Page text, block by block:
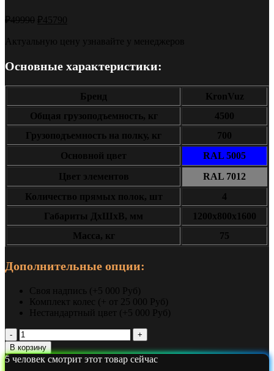
₽49990 ₽45790
Актуальную цену узнавайте у менеджеров
Основные характеристики:
Бренд
KronVuz
Общая грузоподъемность, кг
4500
Грузоподъемность на полку, кг
700
Основной цвет
RAL 5005
Цвет элементов
RAL 7012
Количество прямых полок, шт
4
Габариты ДxШxВ, мм
1200x800x1600
Масса, кг
75
Дополнительные опции:
Своя надпись (+5 000 Руб)
Комплект колес (+ от 25 000 Руб)
Нестандартный цвет (+5 000 Руб)
Количество
Сборно-
разборный
стеллаж
В корзину
5 человек смотрит этот товар сейчас